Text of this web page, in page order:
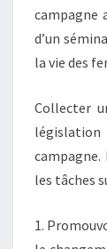
campagne
d’un
la vie des
Collecter
les tâches
1.